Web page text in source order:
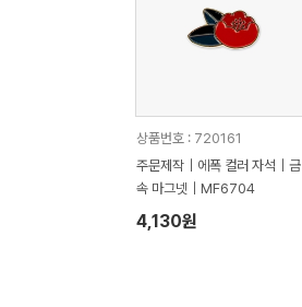
상품번호 : 720161
주문제작｜에폭 컬러 자석｜금
속 마그넷｜MF6704
4,130원